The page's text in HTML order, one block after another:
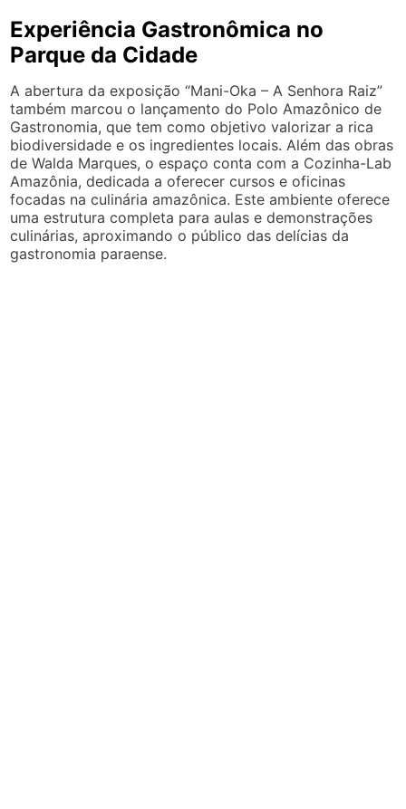
Experiência Gastronômica no
Parque da Cidade
A abertura da exposição “Mani-Oka – A Senhora Raiz”
também marcou o lançamento do Polo Amazônico de
Gastronomia, que tem como objetivo valorizar a rica
biodiversidade e os ingredientes locais. Além das obras
de Walda Marques, o espaço conta com a Cozinha-Lab
Amazônia, dedicada a oferecer cursos e oficinas
focadas na culinária amazônica. Este ambiente oferece
uma estrutura completa para aulas e demonstrações
culinárias, aproximando o público das delícias da
gastronomia paraense.